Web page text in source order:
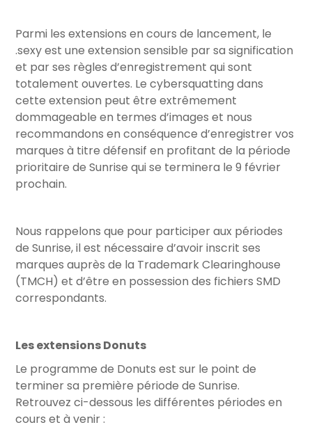
Parmi les extensions en cours de lancement, le
.sexy est une extension sensible par sa signification
et par ses règles d’enregistrement qui sont
totalement ouvertes. Le cybersquatting dans
cette extension peut être extrêmement
dommageable en termes d’images et nous
recommandons en conséquence d’enregistrer vos
marques à titre défensif en profitant de la période
prioritaire de Sunrise qui se terminera le 9 février
prochain.
Nous rappelons que pour participer aux périodes
de Sunrise, il est nécessaire d’avoir inscrit ses
marques auprès de la Trademark Clearinghouse
(TMCH) et d’être en possession des fichiers SMD
correspondants.
Les extensions Donuts
Le programme de Donuts est sur le point de
terminer sa première période de Sunrise.
Retrouvez ci-dessous les différentes périodes en
cours et à venir :